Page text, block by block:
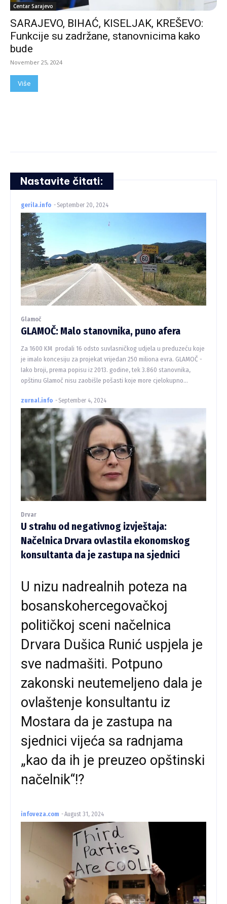
Centar Sarajevo
SARAJEVO, BIHAĆ, KISELJAK, KREŠEVO:
Funkcije su zadržane, stanovnicima kako
bude
November 25, 2024
Više
Nastavite čitati:
gerila.info - September 20, 2024
Glamoč
GLAMOČ: Malo stanovnika, puno afera
Za 1600 KM prodali 16 odsto suvlasničkog udjela u preduzeću koje
je imalo koncesiju za projekat vrijedan 250 miliona evra. GLAMOČ -
Iako broji, prema popisu iz 2013. godine, tek 3.860 stanovnika,
opštinu Glamoč nisu zaobišle pošasti koje more cjelokupno...
zurnal.info - September 4, 2024
Drvar
U strahu od negativnog izvještaja:
Načelnica Drvara ovlastila ekonomskog
konsultanta da je zastupa na sjednici
U nizu nadrealnih poteza na
bosanskohercegovačkoj
političkoj sceni načelnica
Drvara Dušica Runić uspjela je
sve nadmašiti. Potpuno
zakonski neutemeljeno dala je
ovlaštenje konsultantu iz
Mostara da je zastupa na
sjednici vijeća sa radnjama
„kao da ih je preuzeo opštinski
načelnik“!?
infoveza.com -August 31, 2024